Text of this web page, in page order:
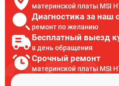
материнской платы MSI
Диагностика за наш
ремонт по желанию
Бесплатный выезд
в день обращения
Срочный ремонт
материнской платы MSI